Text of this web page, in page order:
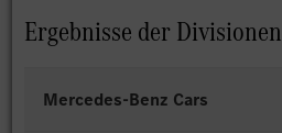
Ergebnisse der Divisionen
Mercedes‑Benz Cars